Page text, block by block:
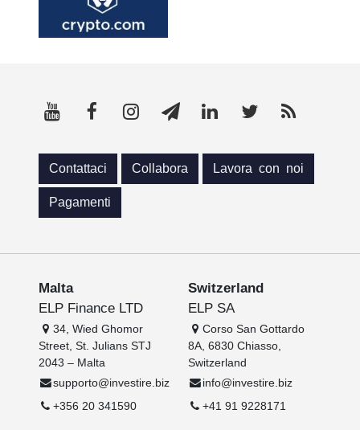
Contattaci Collabora Lavora con noi
Pagamenti
Malta
ELP Finance LTD
34, Wied Ghomor
Street, St. Julians STJ
2043 – Malta
supporto@investire.biz
+356 20 341590
Switzerland
ELP SA
Corso San Gottardo
8A, 6830 Chiasso,
Switzerland
info@investire.biz
+41 91 9228171